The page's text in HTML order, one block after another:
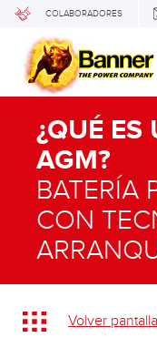
COLABORADORES
¿QUÉ ES
AGM?
BATERÍA
CON
Volver